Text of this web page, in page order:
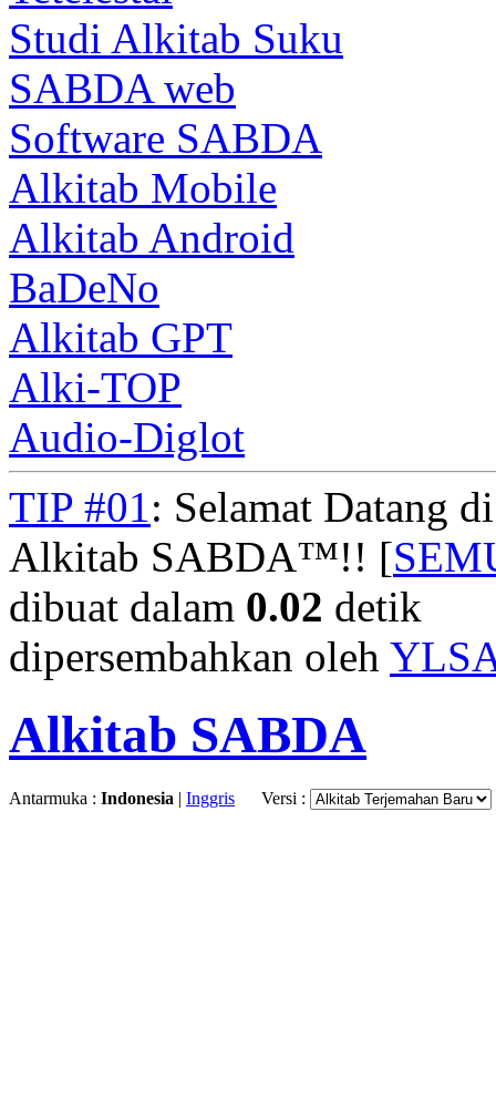
Studi Alkitab Suku
SABDA web
Software SABDA
Alkitab Mobile
Alkitab Android
BaDeNo
Alkitab GPT
Alki-TOP
Audio-Diglot
TIP #01: Selamat Datang
Alkitab SABDA™!! [
dibuat dalam 0.02 detik
dipersembahkan oleh
Alkitab SABDA
Antarmuka : Indonesia | Inggris Versi :